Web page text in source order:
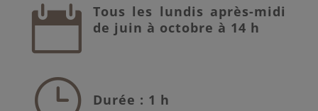

Tous les lundis après-midi
de juin à octobre à 14 h
} Durée : 1 h